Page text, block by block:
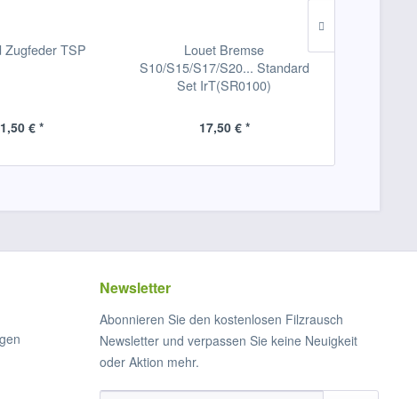
Zugfeder TSP
1,50 € *
Louet Bremse
S10/S15/S17/S20... Standard
Set IrT(SR0100)
17,50 € *
Newsletter
Abonnieren Sie den kostenlosen Filzrausch
Newsletter und verpassen Sie keine Neuigkeit
oder Aktion mehr.